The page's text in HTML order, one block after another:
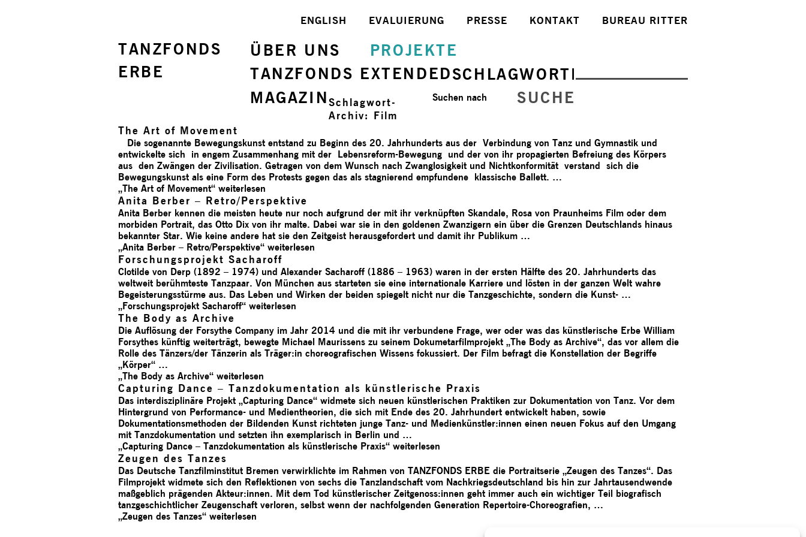
TANZFONDS
ERBE
BUREAU RITTER
KONTAKT
PRESSE
EVALUIERUNG
ENGLISH
ÜBER UNS
PROJEKTE
TANZFONDS EXTENDEDSCHLAGWORTE
MAGAZIN
SUCHE
Suchen nach
Schlagwort-
Archiv: Film
The Art of Movement
Die sogenannte Bewegungskunst entstand zu Beginn des 20. Jahrhunderts aus der Verbindung von Tanz und Gymnastik und
entwickelte sich in engem Zusammenhang mit der Lebensreform-Bewegung und der von ihr propagierten Befreiung des Körpers
aus den Zwängen der Zivilisation. Getragen von dem Wunsch nach Zwanglosigkeit und Nichtkonformität verstand sich die
Bewegungskunst als eine Form des Protests gegen das als stagnierend empfundene klassische Ballett. …
„The Art of Movement“ weiterlesen
Anita Berber – Retro/­Perspektive
Anita Berber kennen die meisten heute nur noch aufgrund der mit ihr verknüpften Skandale, Rosa von Praunheims Film oder dem
morbiden Portrait, das Otto Dix von ihr malte. Dabei war sie in den goldenen Zwanzigern ein über die Grenzen Deutschlands hinaus
bekannter Star. Wie keine andere hat sie den Zeitgeist herausgefordert und damit ihr Publikum …
„Anita Berber – Retro/­Perspektive“ weiterlesen
Forschungs­projekt Sacharoff
Clotilde von Derp (1892 – 1974) und Alexander Sacharoff (1886 – 1963) waren in der ersten Hälfte des 20. Jahrhunderts das
weltweit berühmteste Tanzpaar. Von München aus starteten sie eine internationale Karriere und lösten in der ganzen Welt wahre
Begeisterungsstürme aus. Das Leben und Wirken der beiden spiegelt nicht nur die Tanzgeschichte, sondern die Kunst- …
„Forschungs­projekt Sacharoff“ weiterlesen
The Body as Archive
Die Auflösung der Forsythe Company im Jahr 2014 und die mit ihr verbundene Frage, wer oder was das künstlerische Erbe William
Forsythes künftig weiterträgt, bewegte Michael Maurissens zu seinem Dokumetarfilmprojekt „The Body as Archive“, das vor allem die
Rolle des Tänzers/der Tänzerin als Träger:in choreografischen Wissens fokussiert. Der Film befragt die Konstellation der Begriffe
„Körper“ …
„The Body as Archive“ weiterlesen
Capturing Dance – Tanzdokumentation als künstlerische Praxis
Das interdisziplinäre Projekt „Capturing Dance“ widmete sich neuen künstlerischen Praktiken zur Dokumentation von Tanz. Vor dem
Hintergrund von Performance- und Medientheorien, die sich mit Ende des 20. Jahrhundert entwickelt haben, sowie
Dokumentationsmethoden der Bildenden Kunst richteten junge Tanz- und Medienkünstler:innen einen neuen Fokus auf den Umgang
mit Tanzdokumentation und setzten ihn exemplarisch in Berlin und …
„Capturing Dance – Tanzdokumentation als künstlerische Praxis“ weiterlesen
Zeugen des Tanzes
Das Deutsche Tanzfilminstitut Bremen verwirklichte im Rahmen von TANZFONDS ERBE die Portraitserie „Zeugen des Tanzes“. Das
Filmprojekt widmete sich den Reflektionen von sechs die Tanzlandschaft vom Nachkriegsdeutschland bis hin zur Jahrtausendwende
maßgeblich prägenden Akteur:innen. Mit dem Tod künstlerischer Zeitgenoss:innen geht immer auch ein wichtiger Teil biografisch
tanzgeschichtlicher Zeugenschaft verloren, selbst wenn der nachfolgenden Generation Repertoire-Choreografien, …
„Zeugen des Tanzes“ weiterlesen